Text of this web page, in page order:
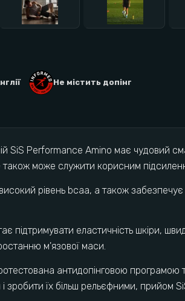
Не містить допінг
SiS Performance Amino має чудовий
може служити корисним
рівень bcaa, а також забезпечує
підтримувати еластичність шкіри,
м'язової маси.
антидопінговою програмою
зробити їх більш рельєфними,